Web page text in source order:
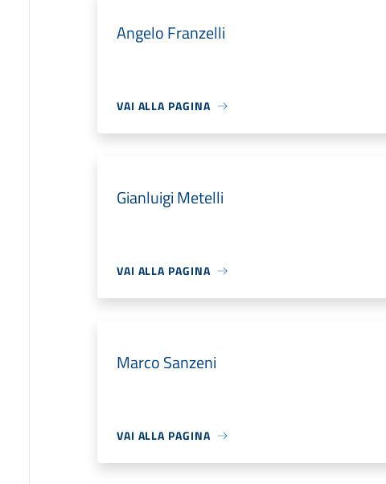
Angelo Franzelli
VAI ALLA PAGINA
Gianluigi Metelli
VAI ALLA PAGINA
Marco Sanzeni
VAI ALLA PAGINA